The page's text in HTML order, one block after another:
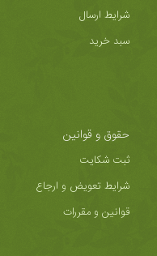
شرایط ارسال
سبد خرید
حقوق و قوانین
ثبت شکایت
شرایط تعویض و ارجاع
قوانین و مقررات